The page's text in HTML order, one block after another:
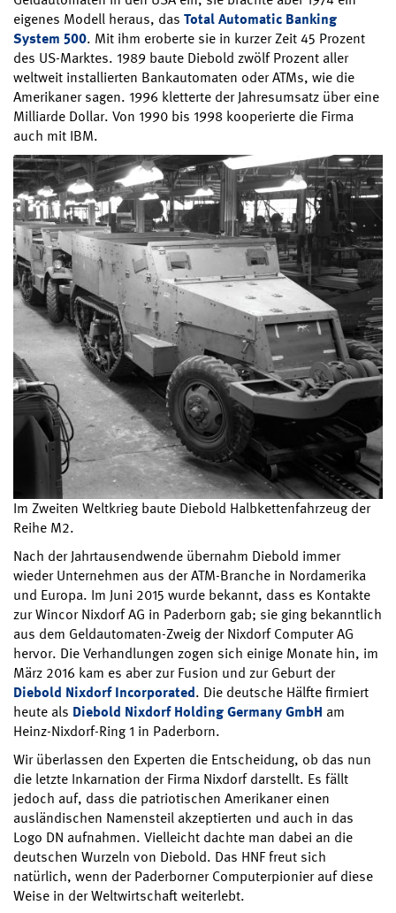
eigenes Modell heraus, das Total Automatic Banking
System 500. Mit ihm eroberte sie in kurzer Zeit 45 Prozent
des US-Marktes. 1989 baute Diebold zwölf Prozent aller
weltweit installierten Bankautomaten oder ATMs, wie die
Amerikaner sagen. 1996 kletterte der Jahresumsatz über eine
Milliarde Dollar. Von 1990 bis 1998 kooperierte die Firma
auch mit IBM.
Im Zweiten Weltkrieg baute Diebold Halbkettenfahrzeug der
Reihe M2.
Nach der Jahrtausendwende übernahm Diebold immer
wieder Unternehmen aus der ATM-Branche in Nordamerika
und Europa. Im Juni 2015 wurde bekannt, dass es Kontakte
zur Wincor Nixdorf AG in Paderborn gab; sie ging bekanntlich
aus dem Geldautomaten-Zweig der Nixdorf Computer AG
hervor. Die Verhandlungen zogen sich einige Monate hin, im
März 2016 kam es aber zur Fusion und zur Geburt der
Diebold Nixdorf Incorporated. Die deutsche Hälfte firmiert
heute als Diebold Nixdorf Holding Germany GmbH am
Heinz-Nixdorf-Ring 1 in Paderborn.
Wir überlassen den Experten die Entscheidung, ob das nun
die letzte Inkarnation der Firma Nixdorf darstellt. Es fällt
jedoch auf, dass die patriotischen Amerikaner einen
ausländischen Namensteil akzeptierten und auch in das
Logo DN aufnahmen. Vielleicht dachte man dabei an die
deutschen Wurzeln von Diebold. Das HNF freut sich
natürlich, wenn der Paderborner Computerpionier auf diese
Weise in der Weltwirtschaft weiterlebt.